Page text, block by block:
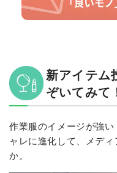
新アイテム
ぞいてみて
作業服のイメージが強い
ャレに進化して、メデ
か。